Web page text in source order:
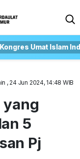
Umat Islam
, 24 Jun 2024, 14:48 WIB
yang
5
Pj